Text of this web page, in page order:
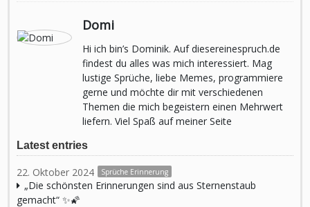
Domi
Hi ich bin’s Dominik. Auf diesereinespruch.de
findest du alles was mich interessiert. Mag
lustige Sprüche, liebe Memes, programmiere
gerne und möchte dir mit verschiedenen
Themen die mich begeistern einen Mehrwert
liefern. Viel Spaß auf meiner Seite
Latest entries
22. Oktober 2024 Sprüche Erinnerung
„Die schönsten Erinnerungen sind aus Sternenstaub
gemacht“ ✨🌠